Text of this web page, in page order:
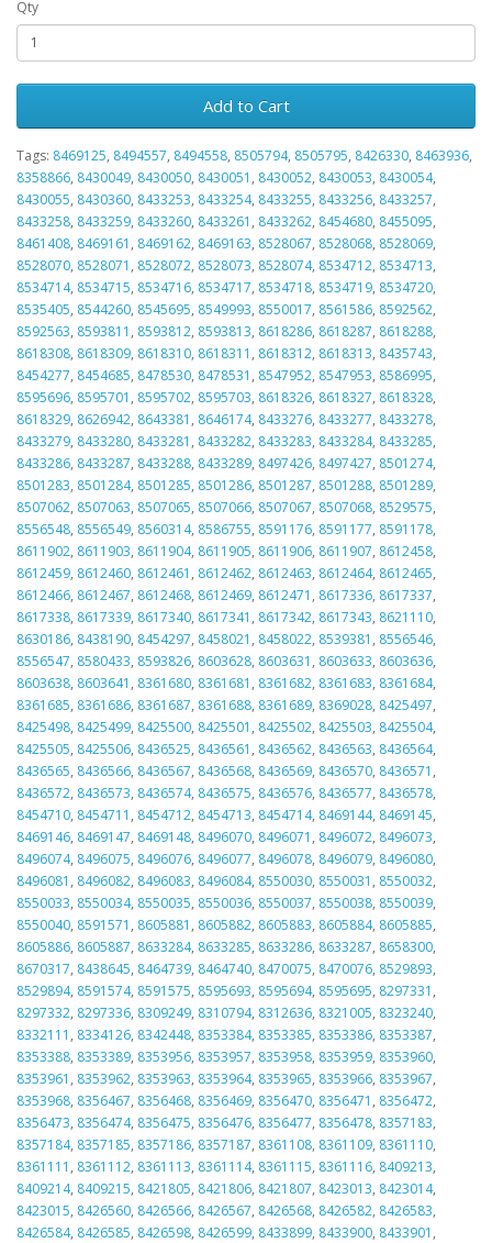
Qty
Add to Cart
Tags: 8469125, 8494557, 8494558, 8505794, 8505795, 8426330, 8463936,
8358866, 8430049, 8430050, 8430051 , 8430052, 8430053, 8430054,
8430055, 8430360, 8433253, 8433254, 8433255, 8433256, 8433257,
8433258, 8433259, 8433260, 8433261 , 8433262, 8454680, 8455095,
8461408, 8469161 , 8469162, 8469163, 8528067, 8528068, 8528069,
8528070, 8528071 , 8528072, 8528073, 8528074, 8534712, 8534713,
8534714, 8534715, 8534716, 8534717, 8534718, 8534719, 8534720,
8535405, 8544260, 8545695, 8549993, 8550017, 8561586, 8592562,
8592563, 8593811 , 8593812, 8593813, 8618286, 8618287, 8618288,
8618308, 8618309, 8618310, 8618311 , 8618312, 8618313, 8435743,
8454277, 8454685, 8478530, 8478531 , 8547952, 8547953, 8586995,
8595696, 8595701 , 8595702, 8595703, 8618326, 8618327, 8618328,
8618329, 8626942, 8643381 , 8646174, 8433276, 8433277, 8433278,
8433279, 8433280, 8433281 , 8433282, 8433283, 8433284, 8433285,
8433286, 8433287, 8433288, 8433289, 8497426, 8497427, 8501274,
8501283, 8501284, 8501285, 8501286, 8501287, 8501288, 8501289,
8507062, 8507063, 8507065, 8507066, 8507067, 8507068, 8529575,
8556548, 8556549, 8560314, 8586755, 8591176, 8591177, 8591178,
8611902, 8611903, 8611904, 8611905, 8611906, 8611907, 8612458,
8612459, 8612460, 8612461 , 8612462, 8612463, 8612464, 8612465,
8612466, 8612467, 8612468, 8612469, 8612471 , 8617336, 8617337,
8617338, 8617339, 8617340, 8617341 , 8617342, 8617343, 8621110,
8630186, 8438190, 8454297, 8458021 , 8458022, 8539381 , 8556546,
8556547, 8580433, 8593826, 8603628, 8603631 , 8603633, 8603636,
8603638, 8603641 , 8361680, 8361681 , 8361682, 8361683, 8361684,
8361685, 8361686, 8361687, 8361688, 8361689, 8369028, 8425497,
8425498, 8425499, 8425500, 8425501 , 8425502, 8425503, 8425504,
8425505, 8425506, 8436525, 8436561 , 8436562, 8436563, 8436564,
8436565, 8436566, 8436567, 8436568, 8436569, 8436570, 8436571 ,
8436572, 8436573, 8436574, 8436575, 8436576, 8436577, 8436578,
8454710, 8454711 , 8454712, 8454713, 8454714, 8469144, 8469145,
8469146, 8469147, 8469148, 8496070, 8496071 , 8496072, 8496073,
8496074, 8496075, 8496076, 8496077, 8496078, 8496079, 8496080,
8496081 , 8496082, 8496083, 8496084, 8550030, 8550031 , 8550032,
8550033, 8550034, 8550035, 8550036, 8550037, 8550038, 8550039,
8550040, 8591571 , 8605881 , 8605882, 8605883, 8605884, 8605885,
8605886, 8605887, 8633284, 8633285, 8633286, 8633287, 8658300,
8670317, 8438645, 8464739, 8464740, 8470075, 8470076, 8529893,
8529894, 8591574, 8591575, 8595693, 8595694, 8595695, 8297331 ,
8297332, 8297336, 8309249, 8310794, 8312636, 8321005, 8323240,
8332111 , 8334126, 8342448, 8353384, 8353385, 8353386, 8353387,
8353388, 8353389, 8353956, 8353957, 8353958, 8353959, 8353960,
8353961 , 8353962, 8353963, 8353964, 8353965, 8353966, 8353967,
8353968, 8356467, 8356468, 8356469, 8356470, 8356471 , 8356472,
8356473, 8356474, 8356475, 8356476, 8356477, 8356478, 8357183,
8357184, 8357185, 8357186, 8357187, 8361108, 8361109, 8361110,
8361111 , 8361112, 8361113, 8361114, 8361115, 8361116, 8409213,
8409214, 8409215, 8421805, 8421806, 8421807, 8423013, 8423014,
8423015, 8426560, 8426566, 8426567, 8426568, 8426582, 8426583,
8426584, 8426585, 8426598, 8426599, 8433899, 8433900, 8433901 ,